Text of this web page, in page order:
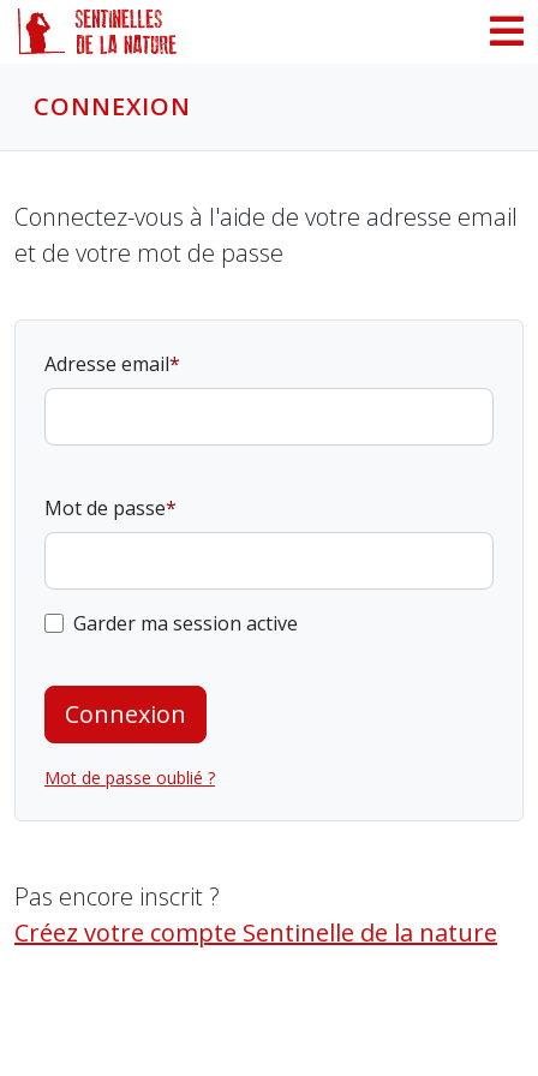
CONNEXION
Connectez-vous à l'aide de votre adresse email
et de votre mot de passe
Adresse email
Mot de passe
Garder ma session active
Connexion
Mot de passe oublié ?
Pas encore inscrit ?
Créez votre compte Sentinelle de la nature
Panneau de gestion des cookies